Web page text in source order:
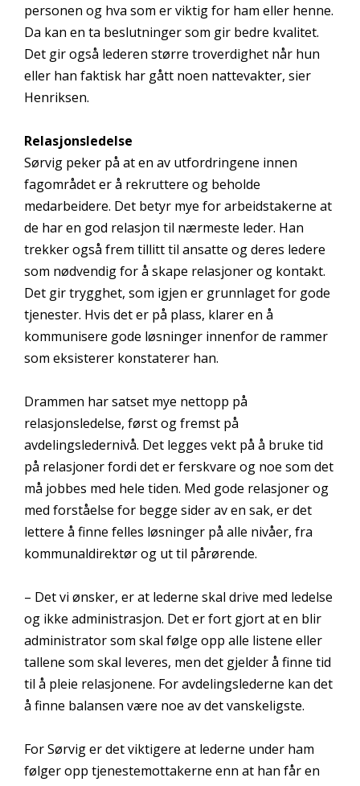
personen og hva som er viktig for ham eller henne.
Da kan en ta beslutninger som gir bedre kvalitet.
Det gir også lederen større troverdighet når hun
eller han faktisk har gått noen nattevakter, sier
Henriksen.
Relasjonsledelse
Sørvig peker på at en av utfordringene innen
fagområdet er å rekruttere og beholde
medarbeidere. Det betyr mye for arbeidstakerne at
de har en god relasjon til nærmeste leder. Han
trekker også frem tillitt til ansatte og deres ledere
som nødvendig for å skape relasjoner og kontakt.
Det gir trygghet, som igjen er grunnlaget for gode
tjenester. Hvis det er på plass, klarer en å
kommunisere gode løsninger innenfor de rammer
som eksisterer konstaterer han.
Drammen har satset mye nettopp på
relasjonsledelse, først og fremst på
avdelingsledernivå. Det legges vekt på å bruke tid
på relasjoner fordi det er ferskvare og noe som det
må jobbes med hele tiden. Med gode relasjoner og
med forståelse for begge sider av en sak, er det
lettere å finne felles løsninger på alle nivåer, fra
kommunaldirektør og ut til pårørende.
– Det vi ønsker, er at lederne skal drive med ledelse
og ikke administrasjon. Det er fort gjort at en blir
administrator som skal følge opp alle listene eller
tallene som skal leveres, men det gjelder å finne tid
til å pleie relasjonene. For avdelingslederne kan det
å finne balansen være noe av det vanskeligste.
For Sørvig er det viktigere at lederne under ham
følger opp tjenestemottakerne enn at han får en